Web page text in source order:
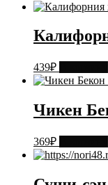
439₽
Чикен
369₽